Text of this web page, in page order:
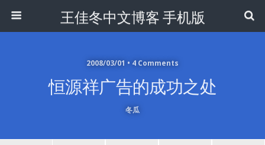
王佳冬中文博客 手机版
2008/03/01 • 4 Comments
恒源祥广告的成功之处
冬瓜